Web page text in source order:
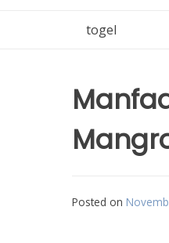
togel
Posted on